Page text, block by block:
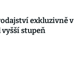
exkluzivně v
stupeň